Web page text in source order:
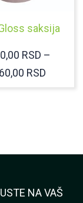
saksija
RSD –
RSD
NA VAŠ